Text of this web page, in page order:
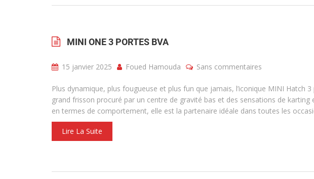
MINI ONE 3 PORTES BVA
15 janvier 2025 Foued Hamouda Sans commentaires
Plus dynamique, plus fougueuse et plus fun que jamais, l’iconique MINI Hatch
grand frisson procuré par un centre de gravité bas et des sensations de
en termes de comportement, elle est la partenaire idéale dans toutes les
Lire La Suite